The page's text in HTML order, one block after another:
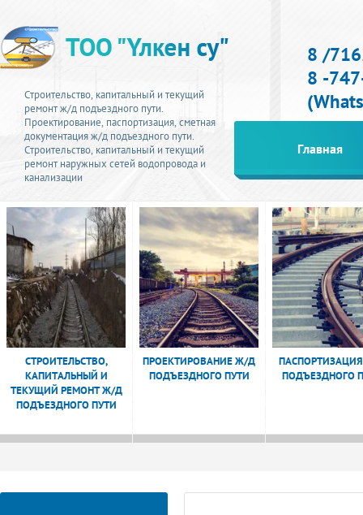
Строительство, капитальный и текущий
ремонт ж/д подъездного пути.
Проектирование, паспортизация, сметная
документация ж/д подъездного пути.
Строительство, капитальный и текущий
ремонтнаружных сетей водопровода и
канализации
8 /
8 -
Главная
СТРОИТЕЛЬСТВО,
КАПИТАЛЬНЫЙ И
ТЕКУЩИЙ РЕМОНТ Ж/Д
ПОДЪЕЗДНОГО ПУТИ
ПРОЕКТИРОВАНИЕ Ж/Д
ПОДЪЕЗДНОГО ПУТИ
ПОДЪЕЗДНОГО